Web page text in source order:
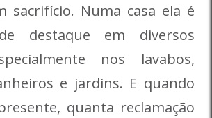
sacrifício. Numa casa ela é
destaque em diversos
nos lavabos,
e jardins. E quando
quanta reclamação